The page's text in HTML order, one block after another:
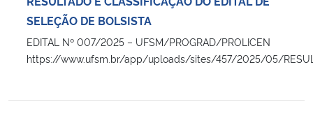
Ministério da Cidadania
Ministério da Saúde
SELEÇÃO DE BOLSISTA
EDITAL Nº 007/2025 – UFSM/PROGRAD/PROLICEN
https://www.ufsm.br/app/uploads/sites/457/2025/05/